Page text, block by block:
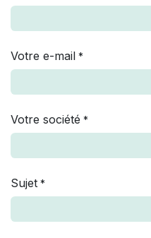
Votre e-mail *
Votre société *
Sujet *